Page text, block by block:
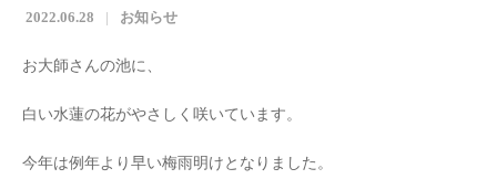
2022.06.28 お知らせ
お大師さんの池に、
白い水蓮の花がやさしく咲いています。
今年は例年より早い梅雨明けとなりました。